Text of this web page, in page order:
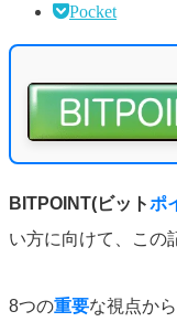
Pocket
BITPOINT(ビットポ
い方に向けて、この
8つの重要な視点か